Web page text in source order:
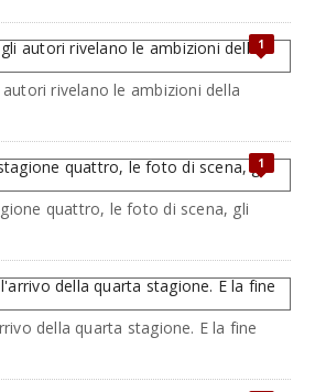
1
rivelano le ambizioni della
1
quattro, le foto di scena, gli
della quarta stagione. E la fine